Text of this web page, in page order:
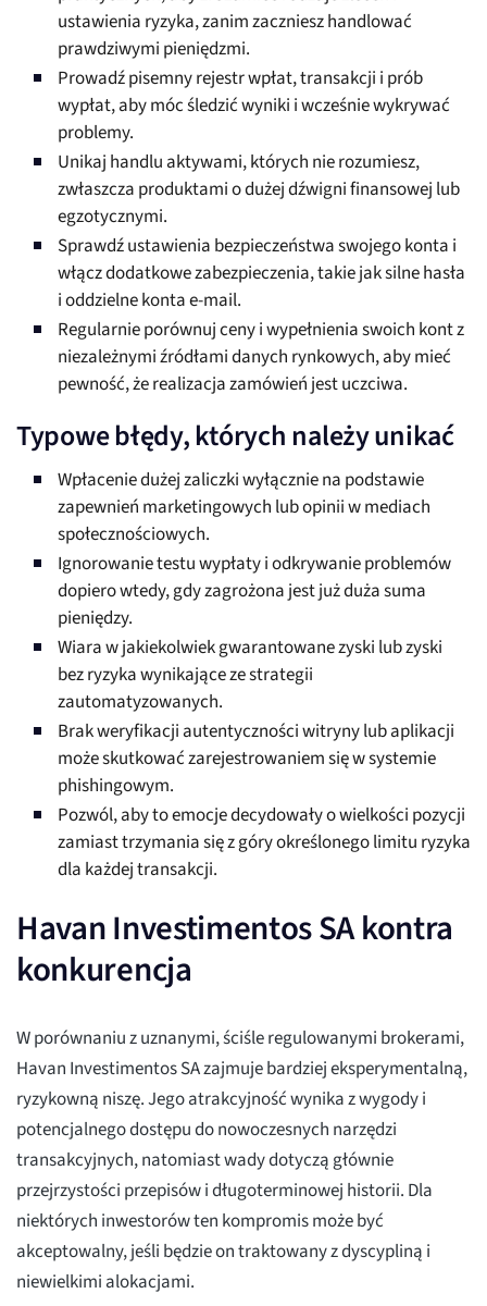
ustawienia ryzyka, zanim zaczniesz handlować
prawdziwymi pieniędzmi.
Prowadź pisemny rejestr wpłat, transakcji i prób
wypłat, aby móc śledzić wyniki i wcześnie wykrywać
problemy.
Unikaj handlu aktywami, których nie rozumiesz,
zwłaszcza produktami o dużej dźwigni finansowej lub
egzotycznymi.
Sprawdź ustawienia bezpieczeństwa swojego konta i
włącz dodatkowe zabezpieczenia, takie jak silne hasła
i oddzielne konta e-mail.
Regularnie porównuj ceny i wypełnienia swoich kont z
niezależnymi źródłami danych rynkowych, aby mieć
pewność, że realizacja zamówień jest uczciwa.
Typowe błędy, których należy unikać
Wpłacenie dużej zaliczki wyłącznie na podstawie
zapewnień marketingowych lub opinii w mediach
społecznościowych.
Ignorowanie testu wypłaty i odkrywanie problemów
dopiero wtedy, gdy zagrożona jest już duża suma
pieniędzy.
Wiara w jakiekolwiek gwarantowane zyski lub zyski
bez ryzyka wynikające ze strategii
zautomatyzowanych.
Brak weryfikacji autentyczności witryny lub aplikacji
może skutkować zarejestrowaniem się w systemie
phishingowym.
Pozwól, aby to emocje decydowały o wielkości pozycji
zamiast trzymania się z góry określonego limitu ryzyka
dla każdej transakcji.
Havan Investimentos SA kontra
konkurencja
W porównaniu z uznanymi, ściśle regulowanymi brokerami,
Havan Investimentos SA zajmuje bardziej eksperymentalną,
ryzykowną niszę. Jego atrakcyjność wynika z wygody i
potencjalnego dostępu do nowoczesnych narzędzi
transakcyjnych, natomiast wady dotyczą głównie
przejrzystości przepisów i długoterminowej historii. Dla
niektórych inwestorów ten kompromis może być
akceptowalny, jeśli będzie on traktowany z dyscypliną i
niewielkimi alokacjami.